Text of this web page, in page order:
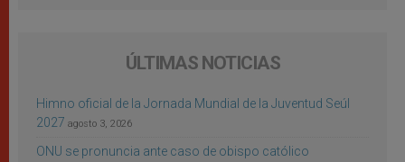
ÚLTIMAS NOTICIAS
Himno oficial de la Jornada Mundial de la Juventud Seúl
2027 agosto 3, 2026
ONU se pronuncia ante caso de obispo católico